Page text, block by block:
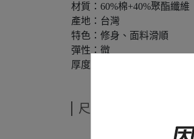
材質：60%棉+40%聚酯纖維
產地：台灣
特色：修身、面料滑順
彈性：微
厚度：320碼重
尺寸說明